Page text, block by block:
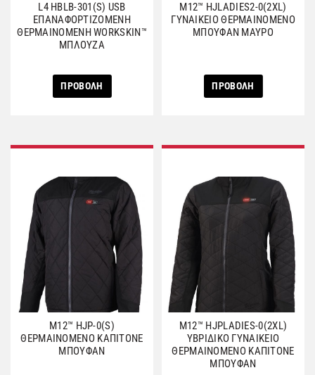
L4 HBLB-301(S) USB
ΕΠΑΝΑΦΟΡΤΙΖΟΜΕΝΗ
ΘΕΡΜΑΙΝΟΜΕΝΗ WORKSKIΝ™
ΜΠΛΟΥΖΑ
ΠΡΟΒΟΛΗ
M12™ HJLADIES2-0(2XL)
ΓΥΝΑΙΚΕΙΟ ΘΕΡΜΑΙΝΟΜΕΝΟ
ΜΠΟΥΦΑΝ ΜΑΥΡΟ
ΠΡΟΒΟΛΗ
M12™ HJP-0(S)
ΘΕΡΜΑΙΝΟΜΕΝΟ ΚΑΠΙΤΟΝΕ
ΜΠΟΥΦΑΝ
M12™ HJPLADIES-0(2XL)
ΥΒΡΙΔΙΚΟ ΓΥΝΑΙΚΕΙΟ
ΘΕΡΜΑΙΝΟΜΕΝΟ ΚΑΠΙΤΟΝΕ
ΜΠΟΥΦΑΝ